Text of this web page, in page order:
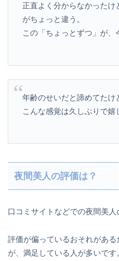
正直よく分からなかったけ
がちょっと違う。
この「ちょっとずつ」が、
年齢のせいだと諦めてたけ
こんな感覚は久しぶりで嬉
夜間美人の評価は？
口コミサイトなどでの夜間美人
評価が偏っているおそれがあ
が、満足している人が多いです